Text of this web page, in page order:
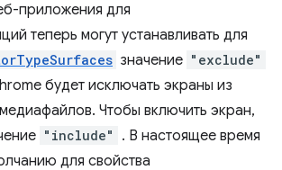
приложения для
теперь могут устанавливать для
значение "exclude"
будет исключать экраны из
Чтобы включить экран,
"include"
. В настоящее время
для свойства